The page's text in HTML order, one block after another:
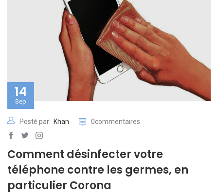
14
Sep
Posté par: Khan 0commentaires
Comment désinfecter votre
téléphone contre les germes, en
particulier Corona